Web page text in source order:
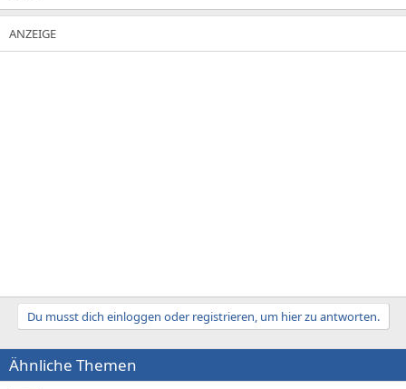
Du musst dich einloggen oder registrieren, um hier zu antworten.
Ähnliche Themen